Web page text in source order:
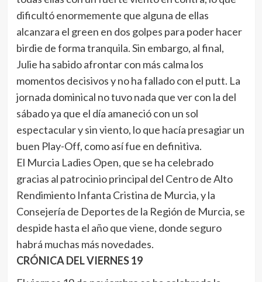
dificultó enormemente que alguna de ellas
alcanzara el green en dos golpes para poder hacer
birdie de forma tranquila. Sin embargo, al final,
Julie ha sabido afrontar con más calma los
momentos decisivos y no ha fallado con el putt. La
jornada dominical no tuvo nada que ver con la del
sábado ya que el día amaneció con un sol
espectacular y sin viento, lo que hacía presagiar un
buen Play-Off, como así fue en definitiva.
El Murcia Ladies Open, que se ha celebrado
gracias al patrocinio principal del Centro de Alto
Rendimiento Infanta Cristina de Murcia, y la
Consejería de Deportes de la Región de Murcia, se
despide hasta el año que viene, donde seguro
habrá muchas más novedades.
CRÓNICA DEL VIERNES 19